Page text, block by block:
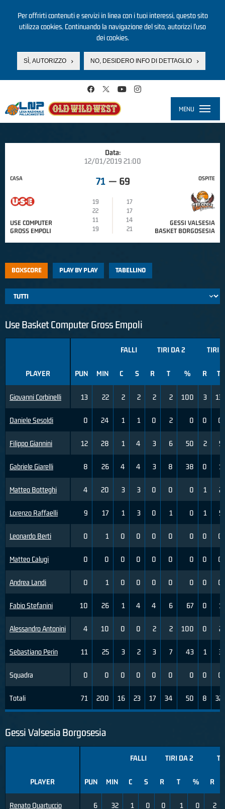
Per offrirti contenuti e servizi in linea con i tuoi interessi, questo sito
utilizza cookies. Continuando la navigazione del sito, autorizzi l’uso
dei cookies.
SÌ, AUTORIZZO NO, DESIDERO INFO DI DETTAGLIO
MENU
Data:
12/01/2019 21:00
CASA
USE COMPUTER
GROSS EMPOLI
71 — 69
19
17
22
17
11
14
19
21
OSPITE
GESSI VALSESIA
BASKET BORGOSESIA
BOXSCORE PLAY BY PLAY TABELLINO
Use Basket Computer Gross Empoli
PLAYER
Giovanni Corbinelli
Daniele Sesoldi
Filippo Giannini
Gabriele Giarelli
Matteo Botteghi
Lorenzo Raffaelli
Leonardo Berti
Matteo Calugi
Andrea Landi
Fabio Stefanini
Alessandro Antonini
Sebastiano Perin
Squadra
Totali
FALLI TIRI DA 2 TIRI
PUN MIN C S R T % R T
13 22 2 2 2 2 100 3 13
0 24 1 1 0 2 0 0 0
12 28 1 4 3 6 50 2 5
8 26 4 4 3 8 38 0 1
4 20 3 3 0 0 0 1 2
9 17 1 3 0 1 0 1 5
0 1 0 0 0 0 0 0 0
0 0 0 0 0 0 0 0 0
0 1 0 0 0 0 0 0 0
10 26 1 4 4 6 67 0 1
4 10 0 0 2 2 100 0 2
11 25 3 2 3 7 43 1 3
0 0 0 0 0 0 0 0 0
71 200 16 23 17 34 50 8 32
Gessi Valsesia Borgosesia
PLAYER
Renato Quartuccio
FALLI TIRI DA 2
PUN MIN C S R T % R
6 32 1 0 0 1 0 2